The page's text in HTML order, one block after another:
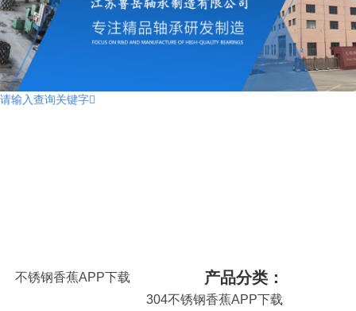
请输入查询关键字
产品分类：
不锈钢香蕉APP下载
304不锈钢香蕉APP下载